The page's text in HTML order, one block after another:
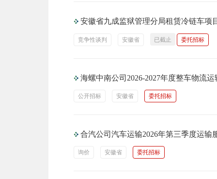
安徽省九成监狱管理分局租赁冷链车项
竞争性谈判 安徽省 已截止 委托招标
海螺中南公司2026-2027年度整车物流
公开招标 安徽省 委托招标
合汽公司汽车运输2026年第三季度运输
询价 安徽省 委托招标